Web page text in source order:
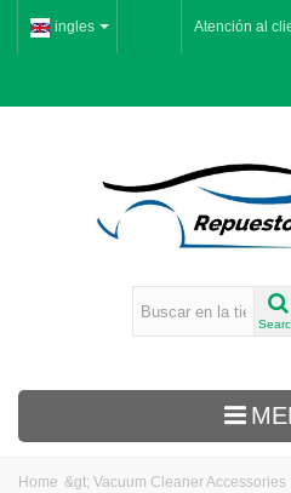
Atención al
ingles
Home &gt; Vacuum Cleaner Accessories